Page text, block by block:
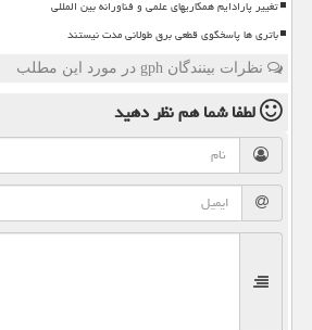
تغییر پارادایم همکاریهای علمی و فناورانه بین المللی
باتری ها پاسخگوی قطعی برق طولانی مدت نیستند
نظرات بینندگان gph در مورد این مطلب
لطفا شما همنظر دهید